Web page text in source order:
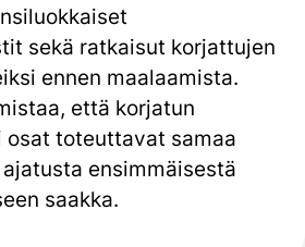
sekä ratkaisut korjattujen
ennen maalaamista.
että korjatun
osat toteuttavat samaa
ensimmäisestä
saakka.